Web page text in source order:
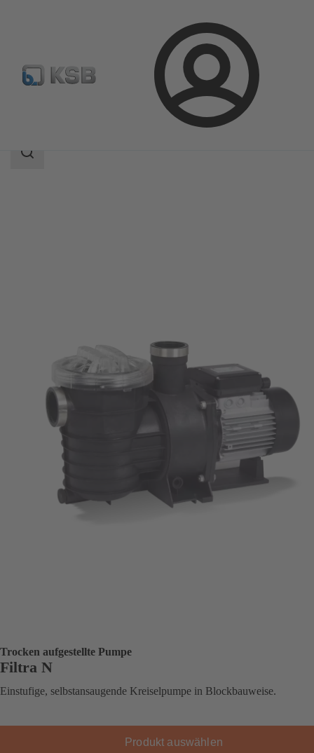
Login
Filtra N
Suchbereich
Trocken aufgestellte Pumpe
Filtra N
Einstufige, selbstansaugende Kreiselpumpe in Blockbauweise.
Produkt auswählen